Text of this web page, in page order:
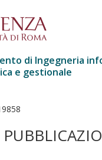
di Ingegneria
e gestionale